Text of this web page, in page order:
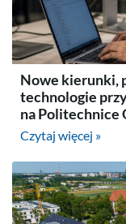
Nowe kierunki,
technologie
na Politechnice
Czytaj więcej »